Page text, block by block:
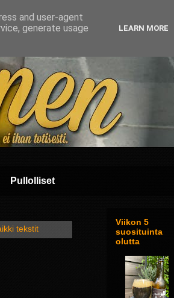
Pullolliset
tekstit
Viikon 5
suosituinta
olutta
and user-agent
generate usage
LEARN MORE